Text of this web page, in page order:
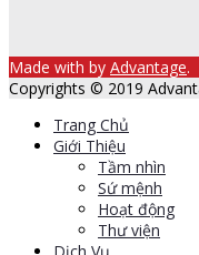
Made with by Advantage.
Copyrights © 2019
Trang Chủ
Giới Thiệu
Tầm nhìn
Sứ mệnh
Hoạt động
Thư viện